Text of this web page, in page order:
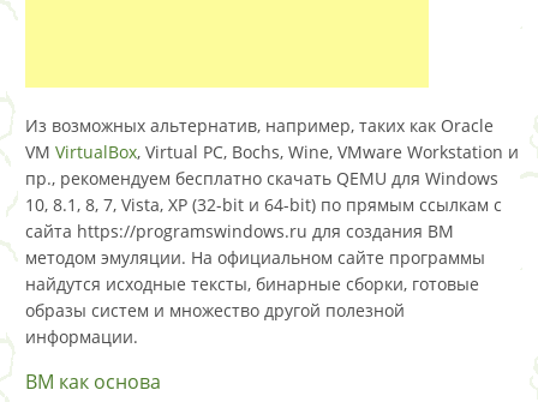
Из возможных альтернатив, например, таких как Oracle
VM VirtualBox, Virtual PC, Bochs, Wine, VMware Workstation и
пр., рекомендуем бесплатно скачать QEMU для Windows
10, 8.1, 8, 7, Vista, XP (32-bit и 64-bit) по прямым ссылкам с
сайта https://programswindows.ru для создания ВМ
методом эмуляции. На официальном сайте программы
найдутся исходные тексты, бинарные сборки, готовые
образы систем и множество другой полезной
информации.
ВМ как основа